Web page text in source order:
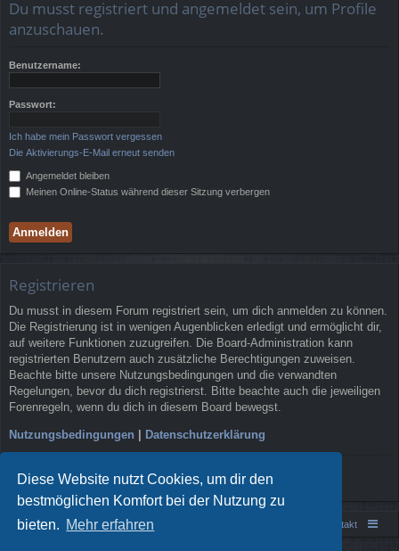
Diese Website nutzt Cookies, um dir den
bestmöglichen Komfort bei der Nutzung zu
bieten. Mehr erfahren
ug
f
Du musst registriert und angemeldet sein, um Profile
anzuschauen.
Benutzername:
Passwort:
Ich habe mein Passwort vergessen
Die Aktivierungs-E-Mail erneut senden
Angemeldet bleiben
Meinen Online-Status während dieser Sitzung verbergen
Registrieren
Du musst in diesem Forum registriert sein, um dich anmelden zu können.
Die Registrierung ist in wenigen Augenblicken erledigt und ermöglicht dir,
auf weitere Funktionen zuzugreifen. Die Board-Administration kann
registrierten Benutzern auch zusätzliche Berechtigungen zuweisen.
Beachte bitte unsere Nutzungsbedingungen und die verwandten
Regelungen, bevor du dich registrierst. Bitte beachte auch die jeweiligen
Forenregeln, wenn du dich in diesem Board bewegst.
Nutzungsbedingungen | Datenschutzerklärung
Registrieren
Portal Foren-Übersicht Kontakt